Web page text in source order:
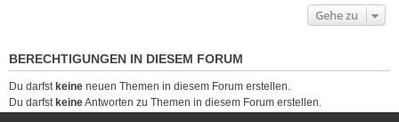
Gehe zu
BERECHTIGUNGEN IN DIESEM FORUM
Du darfst keine neuen Themen in diesem Forum erstellen.
Du darfst keineAntworten zu Themen in diesem Forum erstellen.